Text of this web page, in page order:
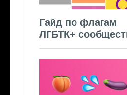
Гайд по флагам
ЛГБТК+